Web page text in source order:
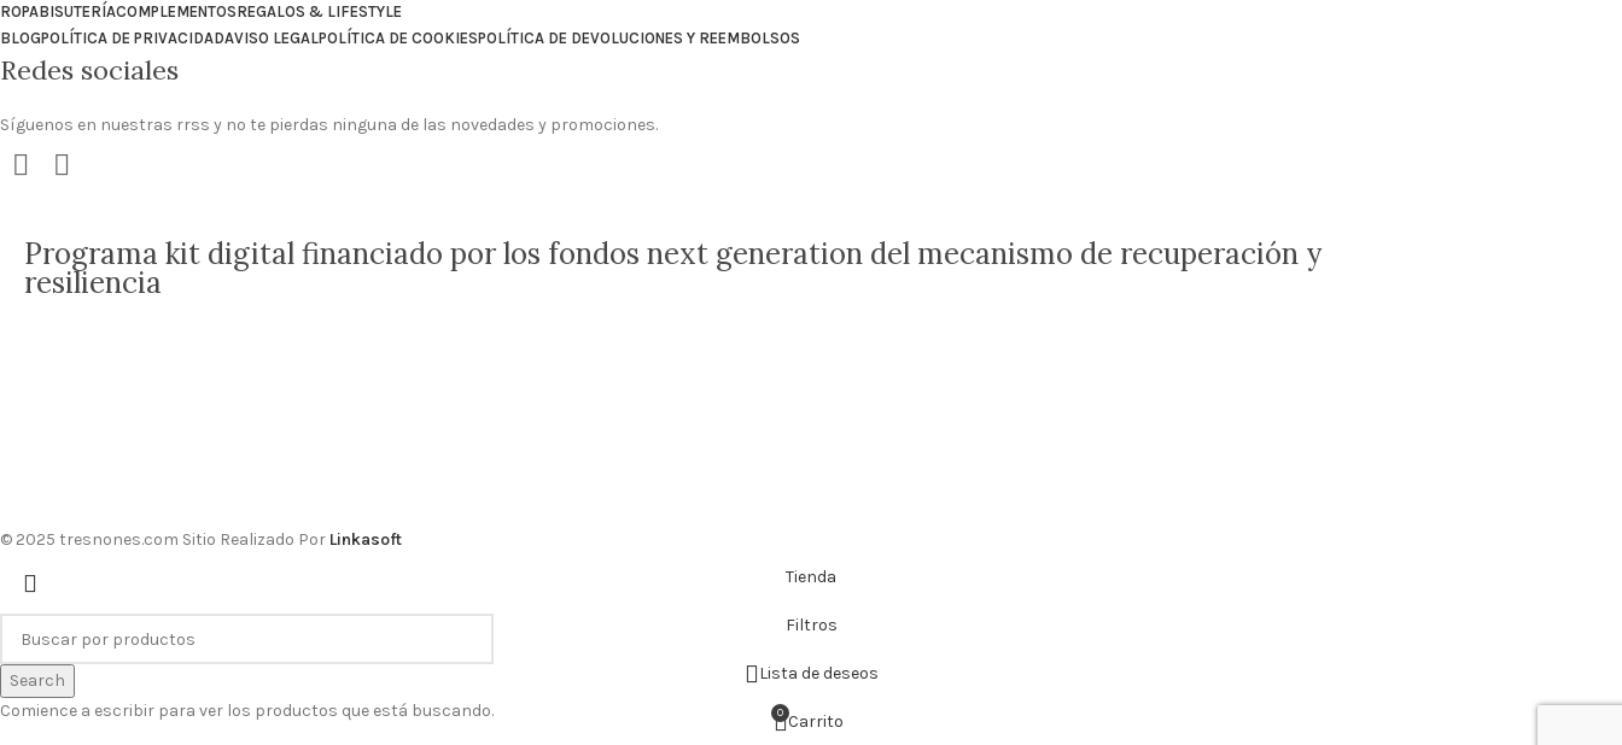
ROPABISUTERÍACOMPLEMENTOSREGALOS & LIFESTYLE
BLOGPOLÍTICA DE PRIVACIDADAVISO LEGALPOLÍTICA DE COOKIESPOLÍTICA DE DEVOLUCIONES Y REEMBOLSOS
Redes sociales
Síguenos en nuestras rrss y no te pierdas ninguna de las novedades y promociones.
Programa kit digital financiado por los fondos next generation del mecanismo de recuperación y
resiliencia
© 2025 tresnones.com Sitio Realizado Por Linkasoft
Search
Comience a escribir para ver los productos que está buscando.
Tienda
Filtros
Lista de deseos
0 Carrito